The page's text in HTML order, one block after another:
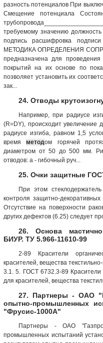
разность потенциалов При
Смещение потенциала
требуемому значению
подпись расшифровка
МЕТОДИКА ОПРЕДЕЛЕНИЯ
предназначена для
покрытий на их основе по
позволяет установить их
зак...
24. Отводы
Например, при радиусе
(R=DY), происходит увеличение
радиусе изгиба, равном 1,5
времяметодом горячей
диаметром от 50 до 500 мм.
отводов: а - гибочный руч...
25. Очки защитные
При этом
контроля защитно-
Отсутствие на поверхности
других дефектов (6.25) следует
26. Основа
БИУР. ТУ 5.966-11610-99
2-89 Красители
красителей, вещества
3.1. 5. ГОСТ 6732.3-89 Красители
для красителей, вещества
27. Партнеры - ОАО
опытно-промышленных
"Фрусис-1000А"
Партнеры - ОАО
промышленных испытаний